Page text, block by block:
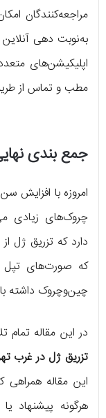
مراجعه‌کنندگان
به‌نوبت دهی
اپلیکیشن‌های
مطب و تماس از
جمع بندی
امروزه با افزایش
چروک‌های زیادی
دارد که تزریق ژل
که صورت‌های تپل
چین‌وچروک داشته
در این مقاله تمام
تزریق ژل در غرب
این مقاله
هرگونه پیشنهاد